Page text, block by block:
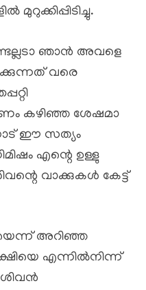
ഞാൻ അവളെ
വരെ
കഴിഞ്ഞ ശേഷമാ
ഈ സത്യം
എന്റെ ഉള്ളു
വാക്കുകൾ കേട്ട്
അറിഞ്ഞ
എന്നിൽനിന്ന്